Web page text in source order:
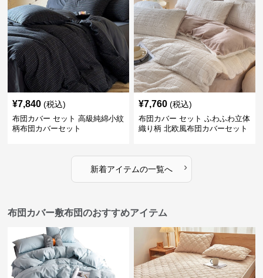
¥7,840 (税込)
布団カバー セット 高級純綿小紋
柄布団カバーセット
¥7,760 (税込)
布団カバー セット ふわふわ立体
織り柄 北欧風布団カバーセット
新着アイテムの一覧へ ›
布団カバー敷布団のおすすめアイテム